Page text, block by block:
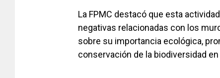
La FPMC destacó que esta
negativas relacionadas con los
sobre su importancia ecológica,
conservación de la biodiversidad